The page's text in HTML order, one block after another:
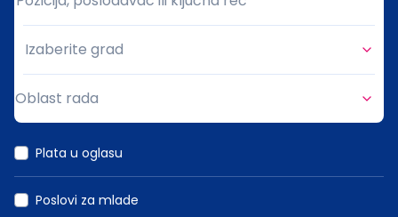
Grad
Izaberite grad
Oblast rada
Plata u oglasu
Poslovi za mlade